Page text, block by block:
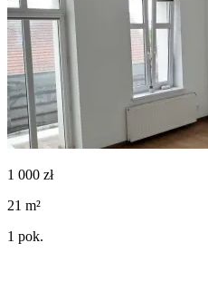
1 000 zł
21 m²
1 pok.